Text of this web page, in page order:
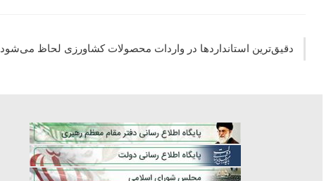
دقیق‌ترین استانداردها در واردات محصولات کشاورزی لحاظ می‌شود